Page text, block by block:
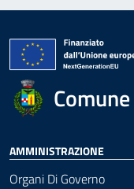
AMMINISTRAZIONE
Organi Di Governo